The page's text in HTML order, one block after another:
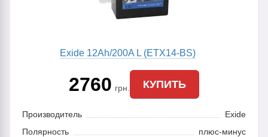
Exide 12Ah/200A L (ETX14-BS)
2760 грн. КУПИТЬ
Производитель
Exide
Полярность
плюс-минус